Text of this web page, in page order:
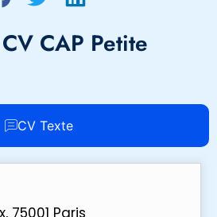
CAP Petite
CV Texte
75001 Paris